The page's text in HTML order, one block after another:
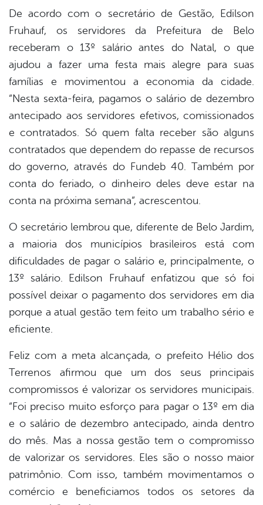
De acordo com o secretário de Gestão, Edilson
Fruhauf, os servidores da Prefeitura de Belo
receberam o 13º salário antes do Natal, o que
ajudou a fazer uma festa mais alegre para suas
famílias e movimentou a economia da cidade.
“Nesta sexta-feira, pagamos o salário de dezembro
antecipado aos servidores efetivos, comissionados
e contratados. Só quem falta receber são alguns
contratados que dependem do repasse de recursos
do governo, através do Fundeb 40. Também por
conta do feriado, o dinheiro deles deve estar na
conta na próxima semana”, acrescentou.
O secretário lembrou que, diferente de Belo Jardim,
a maioria dos municípios brasileiros está com
dificuldades de pagar o salário e, principalmente, o
13º salário. Edilson Fruhauf enfatizou que só foi
possível deixar o pagamento dos servidores em dia
porque a atual gestão tem feito um trabalho sério e
eficiente.
Feliz com a meta alcançada, o prefeito Hélio dos
Terrenos afirmou que um dos seus principais
compromissos é valorizar os servidores municipais.
“Foi preciso muito esforço para pagar o 13º em dia
e o salário de dezembro antecipado, ainda dentro
do mês. Mas a nossa gestão tem o compromisso
de valorizar os servidores. Eles são o nosso maior
patrimônio. Com isso, também movimentamos o
comércio e beneficiamos todos os setores da